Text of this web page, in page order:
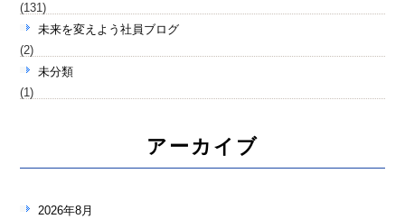
(131)
未来を変えよう社員ブログ
(2)
未分類
(1)
アーカイブ
2026年8月